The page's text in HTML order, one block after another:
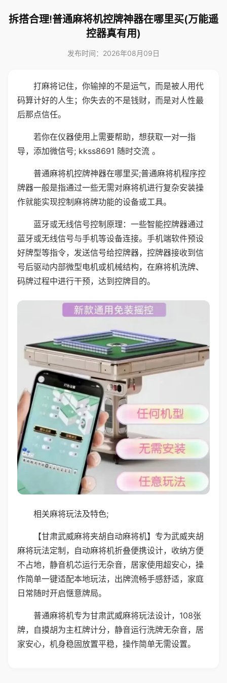
拆搭合理!普通麻将机控牌神器在哪里买(万能遥
控器真有用)
发布时间：2026年08月09日
打麻将记住，你输掉的不是运气，而是被人用代
码算计好的人生；你失去的不是钱财，而是对人性最
后那点信任。
若你在仪器使用上需要帮助，想获取一对一指
导，添加微信号; kkss8691 随时交流 。
普通麻将机控牌神器在哪里买;普通麻将机程序控
牌器一般是指通过一些无需对麻将机进行复杂安装操
作就能实现控制麻将牌功能的设备或工具。
蓝牙或无线信号控制原理：一些智能控牌器通过
蓝牙或无线信号与手机等设备连接。手机端软件预设
好牌型等指令，发送信号给控牌器，控牌器接收到信
号后驱动内部微型电机或机械结构，在麻将机洗牌、
码牌过程中进行干预，达到控牌目的。
相关麻将玩法及特色;
【甘肃武威麻将夹胡自动麻将机】专为武威夹胡
麻将玩法定制，自动麻将机折叠便携设计，收纳方便
不占地，静音机芯运行无杂音，居家使用超安心，操
作简单一键适配本地玩法，出牌流畅手感舒适，家庭
日常随时开启惬意牌局。
普通麻将机专为甘肃武威麻将玩法设计，108张
牌，自摸胡为主杠牌计分，静音运行洗牌无杂音，居
家安心，机身稳固放置平稳，操作简单无需设置。